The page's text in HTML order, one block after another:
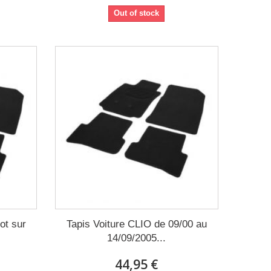
Out of stock
sur
Tapis Voiture CLIO de 09/00 au
14/09/2005...
44,95 €